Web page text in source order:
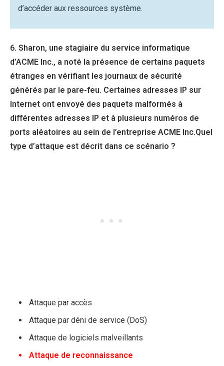
d’accéder aux ressources système.
6. Sharon, une stagiaire du service informatique
d’ACME Inc., a noté la présence de certains paquets
étranges en vérifiant les journaux de sécurité
générés par le pare-feu. Certaines adresses IP sur
Internet ont envoyé des paquets malformés à
différentes adresses IP et à plusieurs numéros de
ports aléatoires au sein de l’entreprise ACME Inc.Quel
type d’attaque est décrit dans ce scénario ?
Attaque par accès
Attaque par déni de service (DoS)
Attaque de logiciels malveillants
Attaque de reconnaissance